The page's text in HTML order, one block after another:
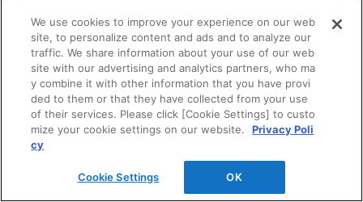
シミュレーションツール
24時間換気システム〈エアスマート〉
簡易設計見積ソフト
R&Dセンター環境測定・分析サービス
商品マスター申し込み
We use cookies to improve your experience on our web
site, to personalize content and ads and to analyze our
traffic. We share information about your use of our web
site with our advertising and analytics partners, who ma
y combine it with other information that you have provi
ded to them or that they have collected from your use
of their services. Please click [Cookie Settings] to custo
mize your cookie settings on our website.
Privacy Poli
cy
Cookie Settings OK